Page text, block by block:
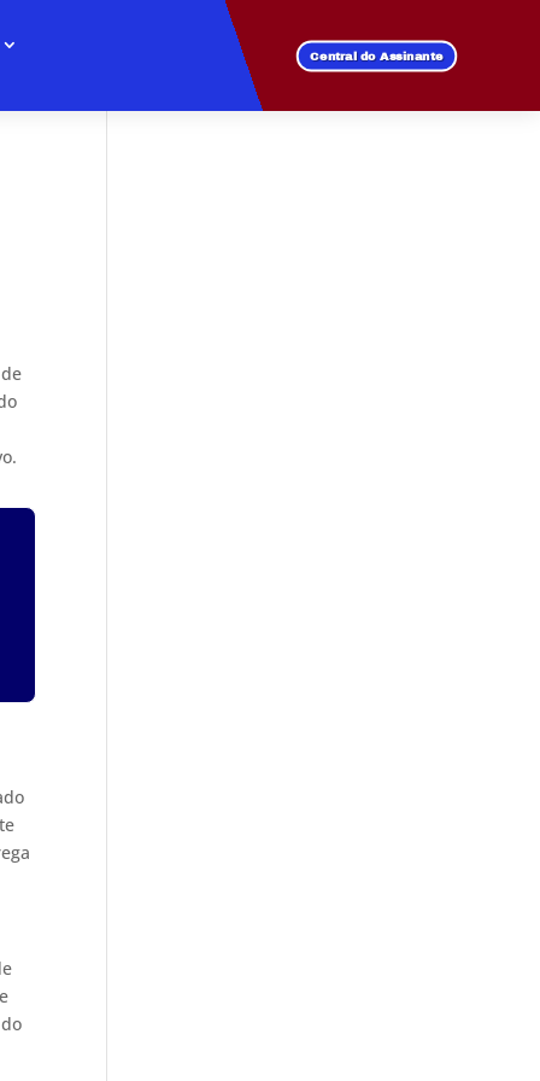
Central do Assinante